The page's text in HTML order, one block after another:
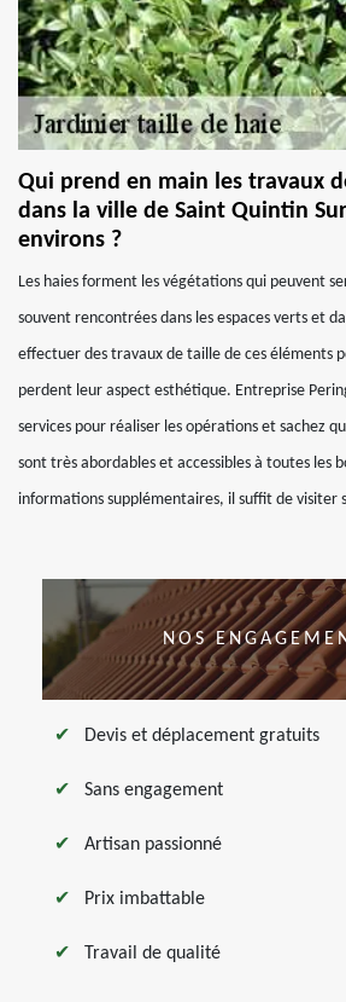
Qui prend en main les travaux
dans la ville de Saint Quintin
environs ?
Les haies forment les végétations qui peuvent
souvent rencontrées dans les espaces verts et
effectuer des travaux de taille de ces éléments
perdent leur aspect esthétique. Entreprise
services pour réaliser les opérations et sachez
sont très abordables et accessibles à toutes les
informations supplémentaires, il suffit de visiter
NOS
Devis et déplacement gratuits
Sans engagement
Artisan passionné
Prix imbattable
Travail de qualité